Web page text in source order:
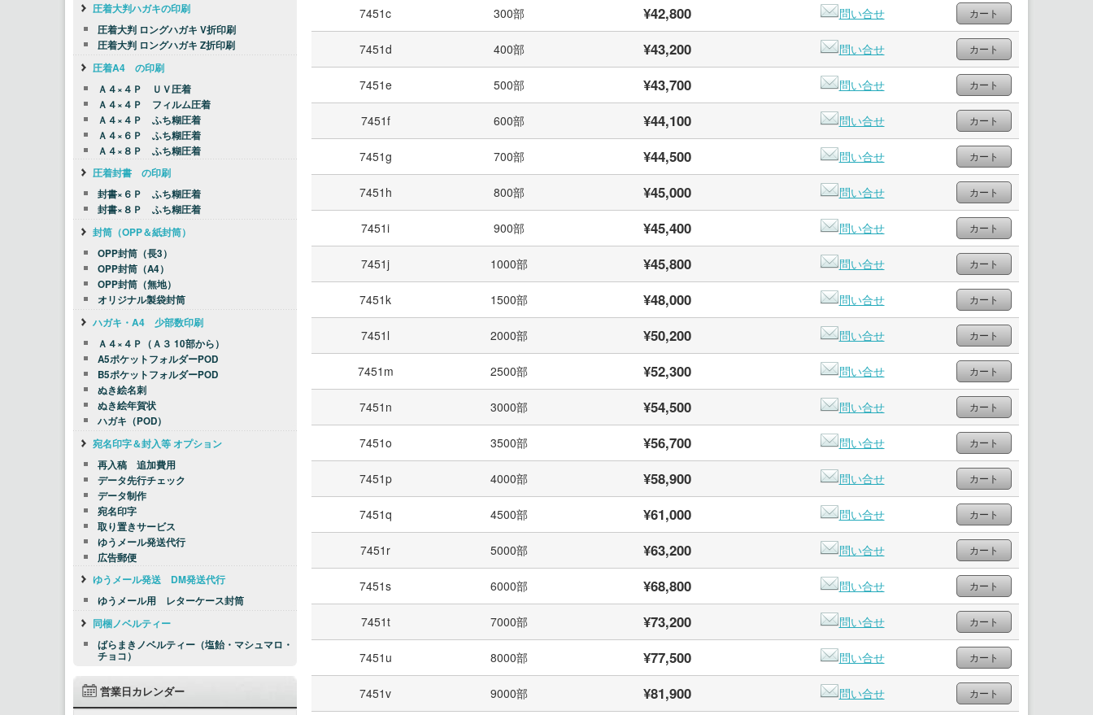
7451c 300部 ¥42,800 問い合せ
7451d 400部 ¥43,200 問い合せ
7451e 500部 ¥43,700 問い合せ
7451f 600部 ¥44,100 問い合せ
7451g 700部 ¥44,500 問い合せ
7451h 800部 ¥45,000 問い合せ
7451i 900部 ¥45,400 問い合せ
7451j 1000部 ¥45,800 問い合せ
7451k 1500部 ¥48,000 問い合せ
7451l 2000部 ¥50,200 問い合せ
7451m 2500部 ¥52,300 問い合せ
7451n 3000部 ¥54,500 問い合せ
7451o 3500部 ¥56,700 問い合せ
7451p 4000部 ¥58,900 問い合せ
7451q 4500部 ¥61,000 問い合せ
7451r 5000部 ¥63,200 問い合せ
7451s 6000部 ¥68,800 問い合せ
7451t 7000部 ¥73,200 問い合せ
7451u 8000部 ¥77,500 問い合せ
7451v 9000部 ¥81,900 問い合せ
圧着大判ハガキの印刷
圧着大判 ロングハガキ V折印刷
圧着大判 ロングハガキ Z折印刷
圧着A4 の印刷
Ａ４×４Ｐ ＵＶ圧着
Ａ４×４Ｐ フィルム圧着
Ａ４×４Ｐ ふち糊圧着
Ａ４×６Ｐ ふち糊圧着
Ａ４×８Ｐ ふち糊圧着
圧着封書 の印刷
封書×６Ｐ ふち糊圧着
封書×８Ｐ ふち糊圧着
封筒（OPP＆紙封筒）
OPP封筒（長3）
OPP封筒（A4）
OPP封筒（無地）
オリジナル製袋封筒
ハガキ・A4 少部数印刷
Ａ４×４Ｐ（Ａ３ 10部から）
A5ポケットフォルダーPOD
B5ポケットフォルダーPOD
ぬき絵名刺
ぬき絵年賀状
ハガキ（POD）
宛名印字＆封入等 オプション
再入稿 追加費用
データ先行チェック
データ制作
宛名印字
取り置きサービス
ゆうメール発送代行
広告郵便
ゆうメール発送 DM発送代行
ゆうメール用 レターケース封筒
同梱ノベルティー
ばらまきノベルティー（塩飴・マシュマロ・
チョコ）
営業日カレンダー